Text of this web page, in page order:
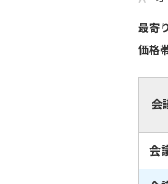
最寄
価格
会
会